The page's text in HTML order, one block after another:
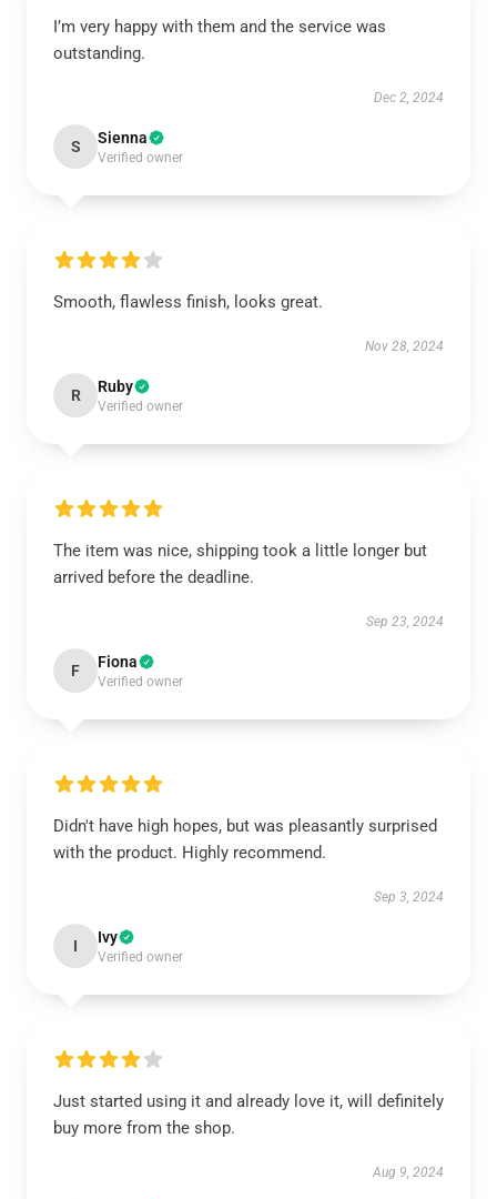
I’m very happy with them and the service was
outstanding.
Dec 2, 2024
S Sienna
Verified owner
Smooth, flawless finish, looks great.
Nov 28, 2024
R Ruby
Verified owner
The item was nice, shipping took a little longer but
arrived before the deadline.
Sep 23, 2024
F Fiona
Verified owner
Didn't have high hopes, but was pleasantly surprised
with the product. Highly recommend.
Sep 3, 2024
I Ivy
Verified owner
Just started using it and already love it, will definitely
buy more from the shop.
Aug 9, 2024